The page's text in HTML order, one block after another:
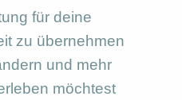
für deine
zu übernehmen
und mehr
möchtest